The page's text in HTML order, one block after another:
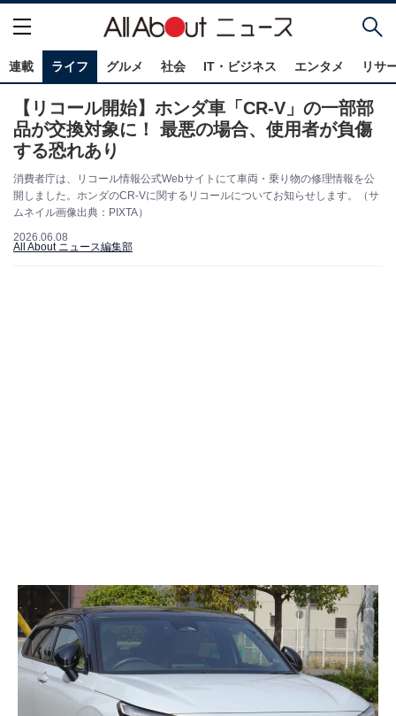
連載 ライフ グルメ 社会 IT・ビジネス エンタメ リサ
【リコール開始】ホンダ車「CR-V」の一部部
品が交換対象に！ 最悪の場合、使用者が負傷
する恐れあり
消費者庁は、リコール情報公式Webサイトにて車両・乗り物の修理情報を公
開しました。ホンダのCR-Vに関するリコールについてお知らせします。（サ
ムネイル画像出典：PIXTA）
2026.06.08
All About ニュース編集部